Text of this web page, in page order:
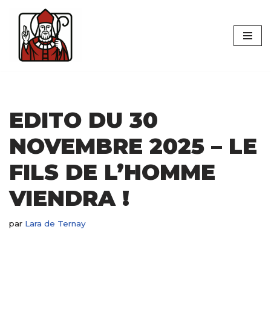
Aller
contenu
EDITO DU 30
NOVEMBRE 2025 – LE
FILS DE L’HOMME
VIENDRA !
par Lara de Ternay